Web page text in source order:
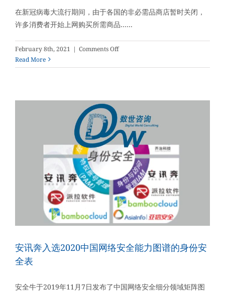
在新冠病毒大流行期间，由于各国的非必需品商店暂时关闭，
许多消费者开始上网购买所需商品......
February 8th, 2021 | Comments Offon
何
随
电
商
发
展
而
日
益
增
多
的
假
商
Read More
安讯奔入选2020中国网络安全能力图谱的身份安
全表
安全牛于2019年11月7日发布了中国网络安全细分领域矩阵图